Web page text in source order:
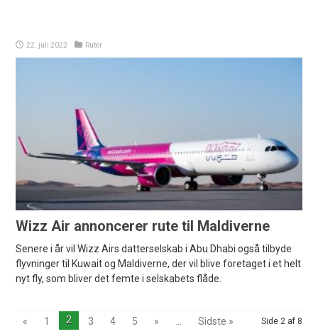
22. juli 2022 Ruter
Wizz Air annoncerer rute til Maldiverne
Senere i år vil Wizz Airs datterselskab i Abu Dhabi også tilbyde
flyvninger til Kuwait og Maldiverne, der vil blive foretaget i et helt
nyt fly, som bliver det femte i selskabets flåde.
Side 2 af 8
« 1 2 3 4 5 » Sidste »